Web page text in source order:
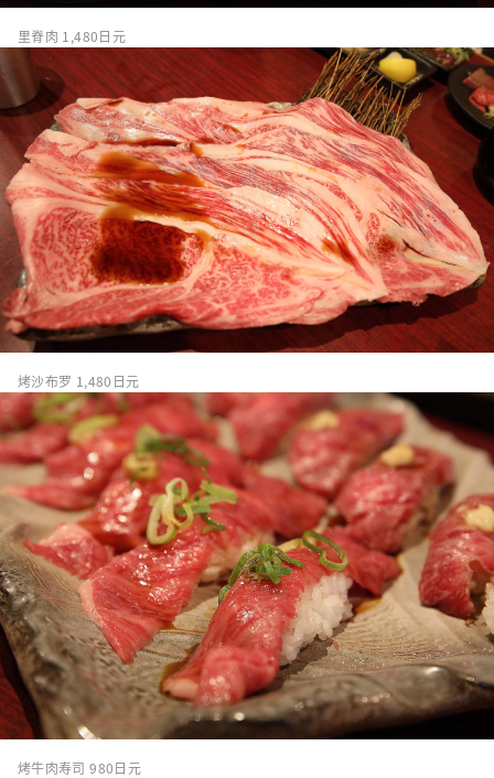
里脊肉 1,480日元
烤沙布罗 1,480日元
烤牛肉寿司 980日元